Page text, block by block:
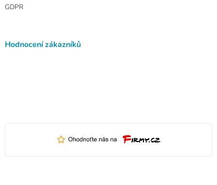
GDPR
Hodnocení zákazníků